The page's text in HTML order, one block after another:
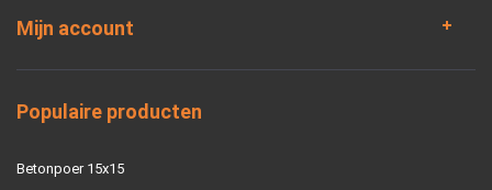
Mijn account
Populaire producten
Betonpoer 15x15